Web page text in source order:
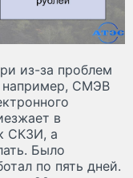
из-за проблем
например, СМЭВ
в
СКЗИ, а
Было
по пять дней.